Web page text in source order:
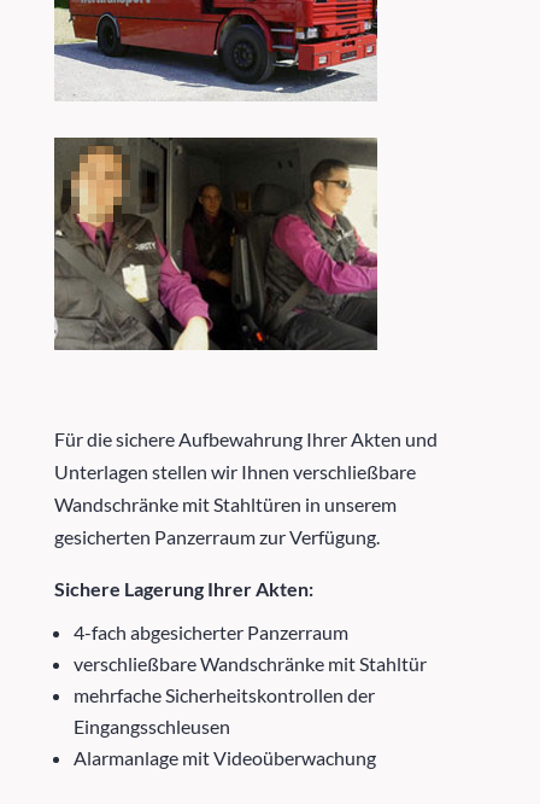
Für die sichere Aufbewahrung Ihrer Akten und
Unterlagen stellen wir Ihnen verschließbare
Wandschränke mit Stahltüren in unserem
gesicherten Panzerraum zur Verfügung.
Sichere Lagerung Ihrer Akten:
4-fach abgesicherter Panzerraum
verschließbare Wandschränke mit Stahltür
mehrfache Sicherheitskontrollen der
Eingangsschleusen
Alarmanlage mit Videoüberwachung